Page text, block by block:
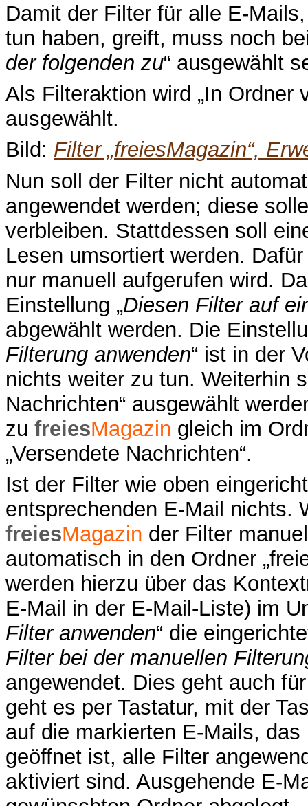
Damit der Filter für alle E-
tun haben, greift, muss noch
der folgenden zu“ ausgewählt
Als Filteraktion wird „In Ordner
ausgewählt.
Bild: Filter „freiesMagazin“,
Nun soll der Filter nicht
angewendet werden; diese
verbleiben. Stattdessen soll
Lesen umsortiert werden.
nur manuell aufgerufen wird.
Einstellung „Diesen Filter auf
abgewählt werden. Die
Filterung anwenden“ ist in der
nichts weiter zu tun. Weiterhin
Nachrichten“ ausgewählt
zu freiesMagazin gleich im
„Versendete Nachrichten“.
Ist der Filter wie oben
entsprechenden E-Mail nichts.
freiesMagazin der Filter
automatisch in den Ordner
werden hierzu über das
E-Mail in der E-Mail-Liste) im
Filter anwenden“ die
Filter bei der manuellen
angewendet. Dies geht auch
geht es per Tastatur, mit der
auf die markierten E-Mails,
geöffnet ist, alle Filter
aktiviert sind. Ausgehende E-